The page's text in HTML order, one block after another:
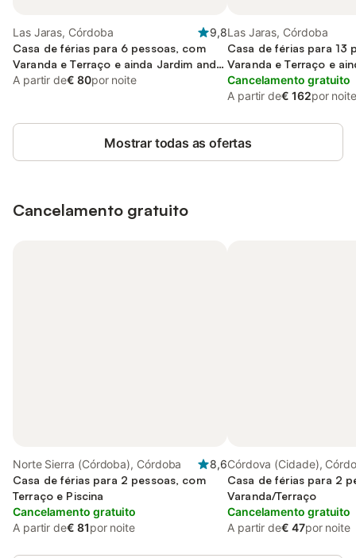
Las Jaras, Córdoba
9,8
Casa de férias para 6 pessoas, com
Varanda e Terraço e ainda Jardim and
Piscina
A partir de€ 80por noite
Las Jaras, Córdoba
Casa de férias para 13
Varanda e Terraço e
Piscina
Cancelamento gratuito
A partir de€ 162por noite
Mostrar todas as ofertas
Cancelamento gratuito
Norte Sierra (Córdoba), Córdoba
8,6
Casa de férias para 2 pessoas, com
Terraço e Piscina
Cancelamento gratuito
A partir de€ 81por noite
Córdova (Cidade),
Casa de férias para 2
Varanda/Terraço
Cancelamento gratuito
A partir de€ 47por noite